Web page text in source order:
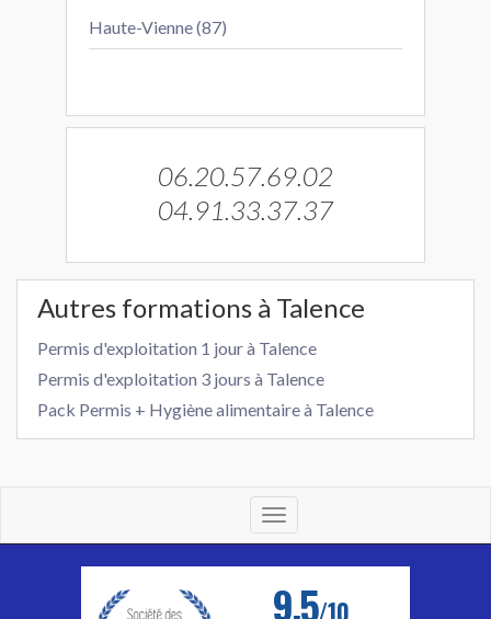
Haute-Vienne (87)
06.20.57.69.02
04.91.33.37.37
Autres formations à Talence
Permis d'exploitation 1 jour à Talence
Permis d'exploitation 3 jours à Talence
Pack Permis + Hygiène alimentaire à Talence
Toggle
navigation